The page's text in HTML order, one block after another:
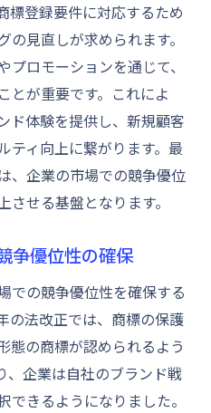
標登録要件に対応するため
見直しが求められます。
プロモーションを通じて、
とが重要です。これによ
ド体験を提供し、新規顧客
ティ向上に繋がります。最
、企業の市場での競争優位
せる基盤となります。
争優位性の確保
での競争優位性を確保する
の法改正では、商標の保護
態の商標が認められるよう
、企業は自社のブランド戦
きるようになりました。